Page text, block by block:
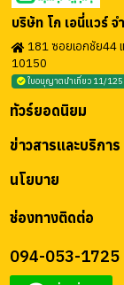
บริษัท โก เอนี่แวร์ จ
181 ซอยเอกชัย44
10150
ใบอนุญาตนำเที่ยว 11/
ช่องทางติดต่อ
094-053-1725
นโยบาย
ข่าวสารและบริการ
ทัวร์ยอดนิยม